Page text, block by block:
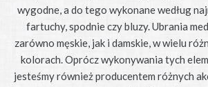
wygodne, a do tego wykonane według
fartuchy, spodnie czy bluzy. Ubrania
zarówno męskie, jak i damskie, w wielu
kolorach. Oprócz wykonywania tych
jesteśmy również producentem różnych